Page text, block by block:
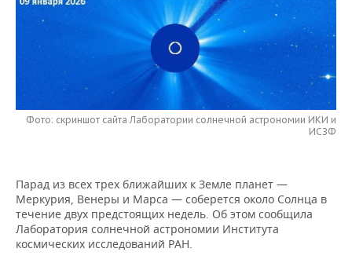
НЕФТЬ
РОЗНИЧНАЯ ТОРГОВЛЯ
ТРАНСПОРТ
УСЛУГИ
НОВОСТИ ТЕХНОЛОГИЙ
МЕДИА
ТЕЛЕКОММУНИКАЦИИ
МЕРОПРИЯТИЯ
НОВОСТИ МЕРОПРИЯТИЙ
ВЫЕЗДНАЯ РЕДАКЦИЯ
БИЗНЕС-БРАНЧИ
ОТКРЫТАЯ ЛЕКЦИЯ
СПОРТ
НОВОСТИ СПОРТА
ФУТБОЛ
БАСКЕТБОЛ
ВОЛЕЙБОЛ
ОБЩЕСТВО
НОВОСТИ ОБЩЕСТВА
ИНФРАСТРУКТУРА
ИСТОРИЯ
ФОТОГАЛЕРЕЯ
СПРАВОЧНИК
СПИСОК ПЕРСОН
ПОЛНАЯ ВЕРСИЯ
Фото: скриншот сайта Лаборатории солнечной астрономии ИКИ и
ИСЗФ
Парад из всех трех ближайших к Земле планет —
Меркурия, Венеры и Марса — соберется около Солнца в
течение двух предстоящих недель. Об этом сообщила
Лаборатория солнечной астрономии Института
космических исследований РАН.